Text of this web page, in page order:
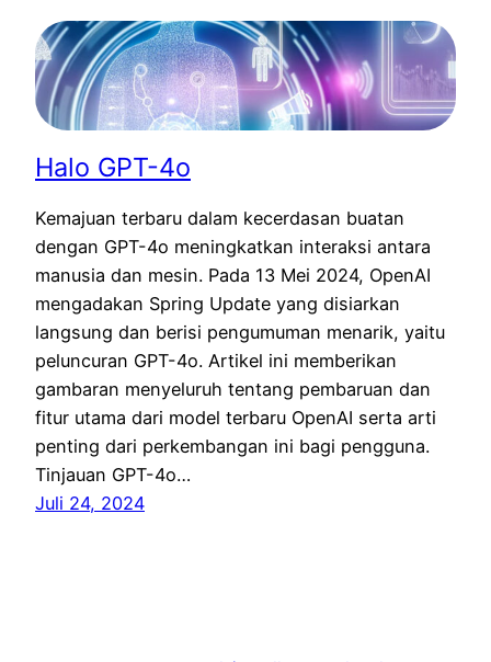
Halo GPT-4o
Kemajuan terbaru dalam kecerdasan buatan
dengan GPT-4o meningkatkan interaksi antara
manusia dan mesin. Pada 13 Mei 2024, OpenAI
mengadakan Spring Update yang disiarkan
langsung dan berisi pengumuman menarik, yaitu
peluncuran GPT-4o. Artikel ini memberikan
gambaran menyeluruh tentang pembaruan dan
fitur utama dari model terbaru OpenAI serta arti
penting dari perkembangan ini bagi pengguna.
Tinjauan GPT-4o…
Juli 24, 2024